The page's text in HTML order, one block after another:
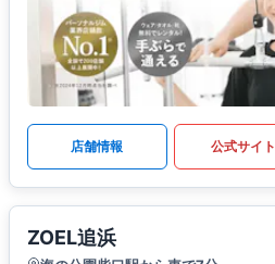
店舗情報 公式サイト
ZOEL追浜